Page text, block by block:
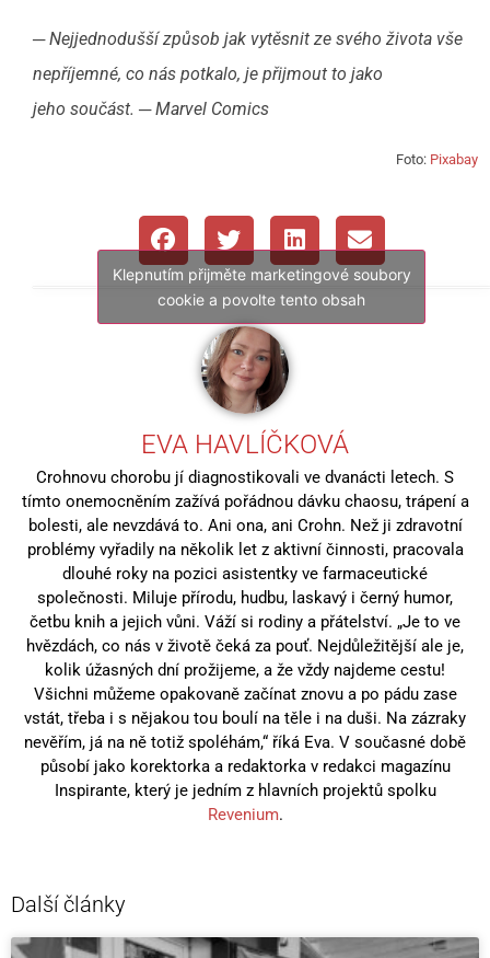
─ Nejjednodušší způsob jak vytěsnit ze svého života vše
nepříjemné, co nás potkalo, je přijmout to jako
jeho součást. ─ Marvel Comics
Foto: Pixabay
Klepnutím přijměte marketingové soubory
cookie a povolte tento obsah
EVA HAVLÍČKOVÁ
Crohnovu chorobu jí diagnostikovali ve dvanácti letech. S
tímto onemocněním zažívá pořádnou dávku chaosu, trápení a
bolesti, ale nevzdává to. Ani ona, ani Crohn. Než ji zdravotní
problémy vyřadily na několik let z aktivní činnosti, pracovala
dlouhé roky na pozici asistentky ve farmaceutické
společnosti. Miluje přírodu, hudbu, laskavý i černý humor,
četbu knih a jejich vůni. Váží si rodiny a přátelství. „Je to ve
hvězdách, co nás v životě čeká za pouť. Nejdůležitější ale je,
kolik úžasných dní prožijeme, a že vždy najdeme cestu!
Všichni můžeme opakovaně začínat znovu a po pádu zase
vstát, třeba i s nějakou tou boulí na těle i na duši. Na zázraky
nevěřím, já na ně totiž spoléhám,“ říká Eva. V současné době
působí jako korektorka a redaktorka v redakci magazínu
Inspirante, který je jedním z hlavních projektů spolku
Revenium.
Další články